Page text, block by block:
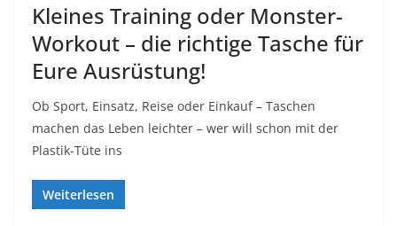
Kleines Training oder Monster-
Workout – die richtige Tasche für
Eure Ausrüstung!
Ob Sport, Einsatz, Reise oder Einkauf – Taschen
machen das Leben leichter – wer will schon mit der
Plastik-Tüte ins
Weiterlesen